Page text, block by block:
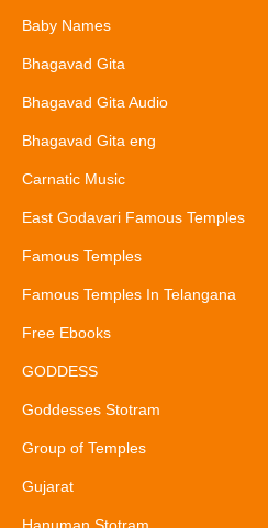
Baby Names
Bhagavad Gita
Bhagavad Gita Audio
Bhagavad Gita eng
Carnatic Music
East Godavari Famous Temples
Famous Temples
Famous Temples In Telangana
Free Ebooks
GODDESS
Goddesses Stotram
Group of Temples
Gujarat
Hanuman Stotram